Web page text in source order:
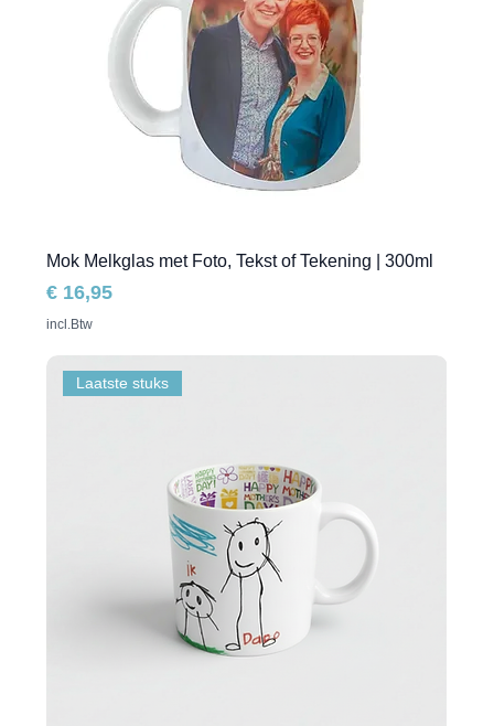
Mok Melkglas met Foto, Tekst of Tekening | 300ml
Prijs
€ 16,95
incl.Btw
Laatste stuks